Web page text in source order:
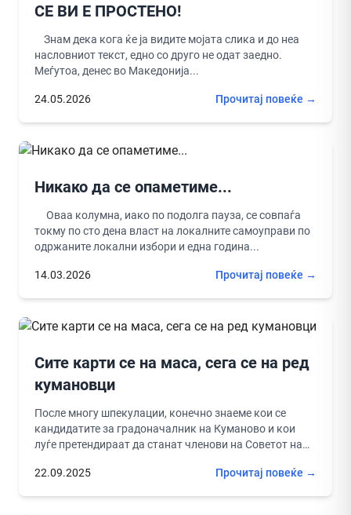
СЕ ВИ Е ПРОСТЕНО!
Знам дека кога ќе ја видите мојата слика и до неа
насловниот текст, едно со друго не одат заедно.
Меѓутоа, денес во Македонија...
24.05.2026 Прочитај повеќе →
Никако да се опаметиме...
Оваа колумна, иако по подолга пауза, се совпаѓа
токму по сто дена власт на локалните самоуправи по
одржаните локални избори и една година...
14.03.2026 Прочитај повеќе →
Сите карти се на маса, сега се на ред
кумановци
После многу шпекулации, конечно знаеме кои се
кандидатите за градоначалник на Куманово и кои
луѓе претендираат да станат членови на Советот на
22.09.2025
Прочитај повеќе →